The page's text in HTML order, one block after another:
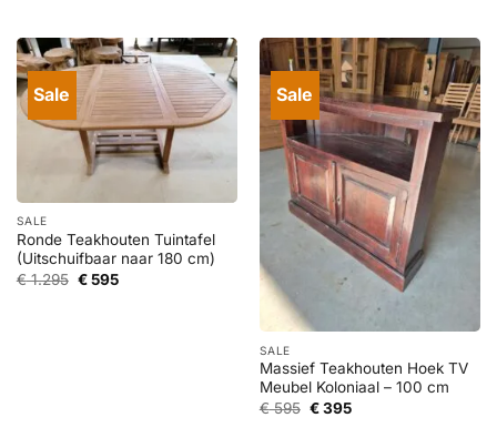
Sale
SALE
Ronde Teakhouten Tuintafel
(Uitschuifbaar naar 180 cm)
€1.295 Oorspronkelijke
prijs
€595Huidige
Sale
SALE
Massief Teakhouten Hoek TV
Meubel Koloniaal – 100 cm
€595 Oorspronkelijke
€395Huidige